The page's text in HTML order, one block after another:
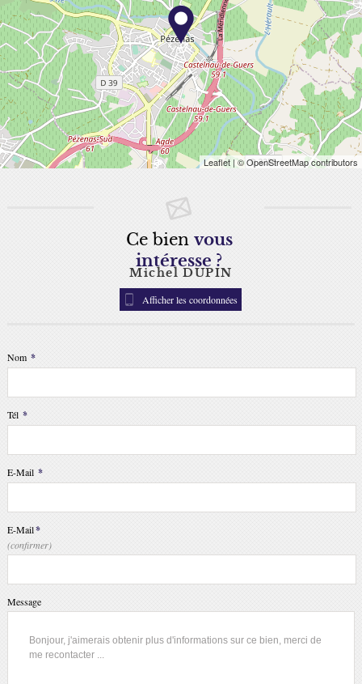
Leaflet | © OpenStreetMap contributors
Ce bien vous
intéresse ?
Michel DUPIN
Afficher les coordonnées
Nom *
Tél *
E-Mail *
E-Mail*
(confirmer)
Message